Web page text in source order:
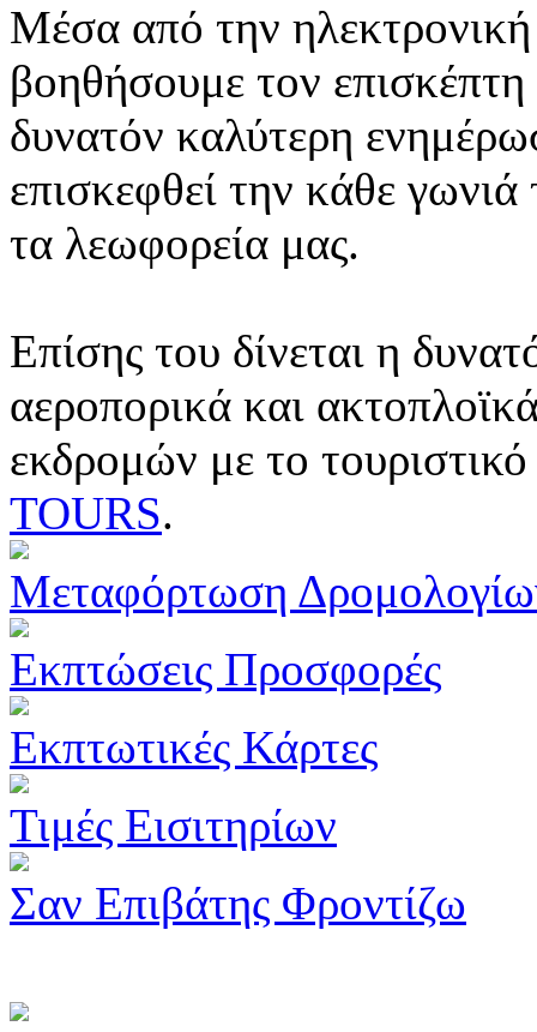
Μέσα από την ηλεκτρονική
βοηθήσουμε τον
δυνατόν καλύτερη
επισκεφθεί την κάθε
τα λεωφορεία μας.
Επίσης του δίνεται η
αεροπορικά και
εκδρομών με το
TOURS.
Μεταφόρτωση
Εκπτώσεις Προσφορές
Εκπτωτικές Κάρτες
Τιμές Εισιτηρίων
Σαν Επιβάτης Φροντίζω